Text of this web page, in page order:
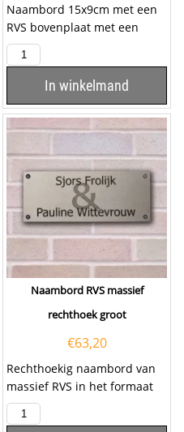
Naambord 15x9cm met een
RVS bovenplaat met een
ovale uitsparing en een
plexiglas...
In winkelmand
Naambord RVS massief
rechthoek groot
€63,20
Rechthoekig naambord van
massief RVS in het formaat
150x60x5mm. De tekst wordt
gegraveerd...